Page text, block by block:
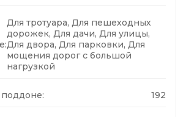
Для тротуара, Для пешеходных
дорожек, Для дачи, Для улицы,
Для двора, Для парковки, Для
мощения дорог с большой
нагрузкой
поддоне: 192